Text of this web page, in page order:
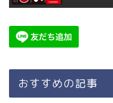
おすすめの記事